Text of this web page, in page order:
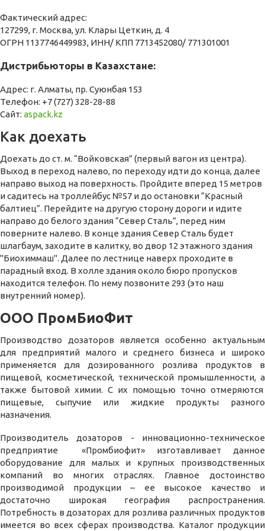
Фактический адрес:
127299, г. Москва, ул. Клары Цеткин, д. 4
ОГРН 1137746449983, ИНН/ КПП 7713452080/ 771301001
Дистрибьюторы в Казахстане:
Адрес: г. Алматы, пр. Суюнбая 153
Телефон: +7 (727) 328-28-88
Сайт: aspack.kz
Как доехать
Доехать до ст. м. “Войковская” (первый вагон из центра).
Выход в переход налево, по переходу идти до конца, далее
направо выход на поверхность. Пройдите вперед 15 метров
и садитесь на троллейбус №57 и до остановки “Красный
балтиец”. Перейдите на другую сторону дороги и идите
направо до белого здания “Север Сталь”, перед ним
поверните налево. В конце здания Север Сталь будет
шлагбаум, заходите в калитку, во двор 12 этажного здания
"Биохиммаш". Далее по лестнице наверх проходите в
парадный вход. В холле здания около бюро пропусков
находится телефон. По нему позвоните 293 (это наш
внутренний номер).
ООО ПромБиоФит
Производство дозаторов является особенно актуальным
для предприятий малого и среднего бизнеса и широко
применяется для дозированного розлива продуктов в
пищевой, косметической, технической промышленности, а
также бытовой химии. С их помощью точно отмеряются
пищевые, сыпучие или жидкие продукты разного
назначения.
Производитель дозаторов - инновационно-техническое
предприятие «Промбиофит» изготавливает данное
оборудование для малых и крупных производственных
компаний во многих отраслях. Главное достоинство
производимой продукции – ее высокое качество и
достаточно широкая география распространения.
Потребность в дозаторах для розлива различных продуктов
имеется во всех сферах производства. Каталог продукции